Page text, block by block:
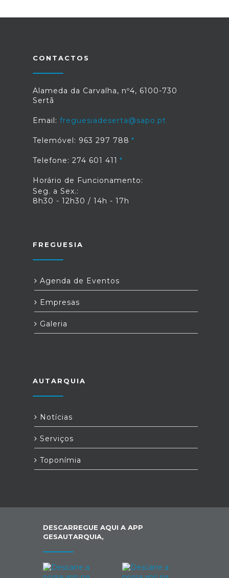
CONTACTOS
Alameda da Carvalha, nº4, 6100-730
Sertã
Email: freguesiadeserta@sapo.pt
Telemóvel: 963 297 788
Telefone: 274 601 411
Horário de Funcionamento:
Seg. a Sex.:
8h30 - 12h30 / 14h - 17h
FREGUESIA
Agenda de Eventos
Empresas
Galeria
AUTARQUIA
Notícias
Serviços
Toponímia
DESCARREGUE AQUI A APP
GESAUTARQUIA,